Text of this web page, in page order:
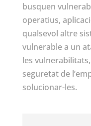
busquen
operatius,
qualsevol altre
vulnerable a un
les
seguretat de
solucionar-les.